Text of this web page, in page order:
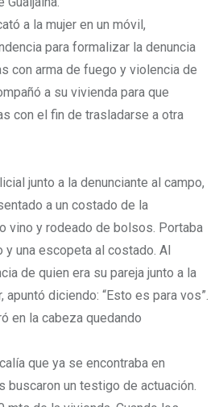
a la mujer en un móvil,
para formalizar la denuncia
con arma de fuego y violencia de
a su vivienda para que
con el fin de trasladarse a otra
junto a la denunciante al campo,
a un costado de la
vino y rodeado de bolsos. Portaba
y una escopeta al costado. Al
de quien era su pareja junto a la
diciendo: “Esto es para vos”.
en la cabeza quedando
que ya se encontraba en
buscaron un testigo de actuación.